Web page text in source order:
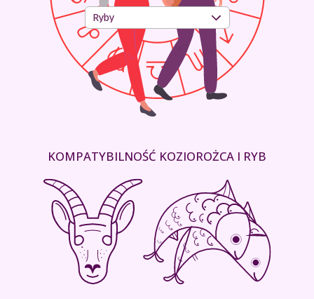
KOMPATYBILNOŚĆ KOZIOROŻCA I RYB